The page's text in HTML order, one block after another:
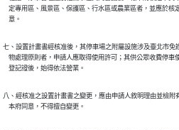
定專用區、風景區、保護區、行水區或農業區者，並應於核
    意。
七、設置計畫書經核准後，其停車場之附屬設施涉及臺北市免
物處理原則者，申請人應取得使用許可；其供公眾收費停
    登記證後，始得依法營業。
八、經核准之設置計畫書之變更，應由申請人敘明理由並檢附
    本府同意，不得擅自變更。